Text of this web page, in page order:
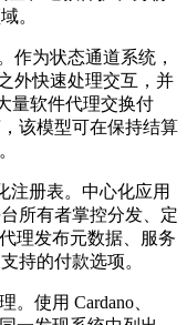
。
作为状态通道系统，
外快速处理交互，并
量软件代理交换付
该模型可在保持结算
注册表。中心化应用
所有者掌控分发、定
理发布元数据、服务
持的付款选项。
。使用 Cardano、